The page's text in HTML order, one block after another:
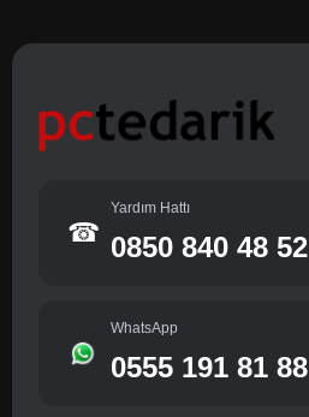
☎
Yardım Hattı
0850 840 48 52
WhatsApp
0555 191 81 88